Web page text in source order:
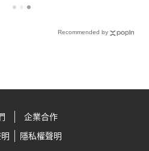
Recommended by
企業合作
隱私權聲明